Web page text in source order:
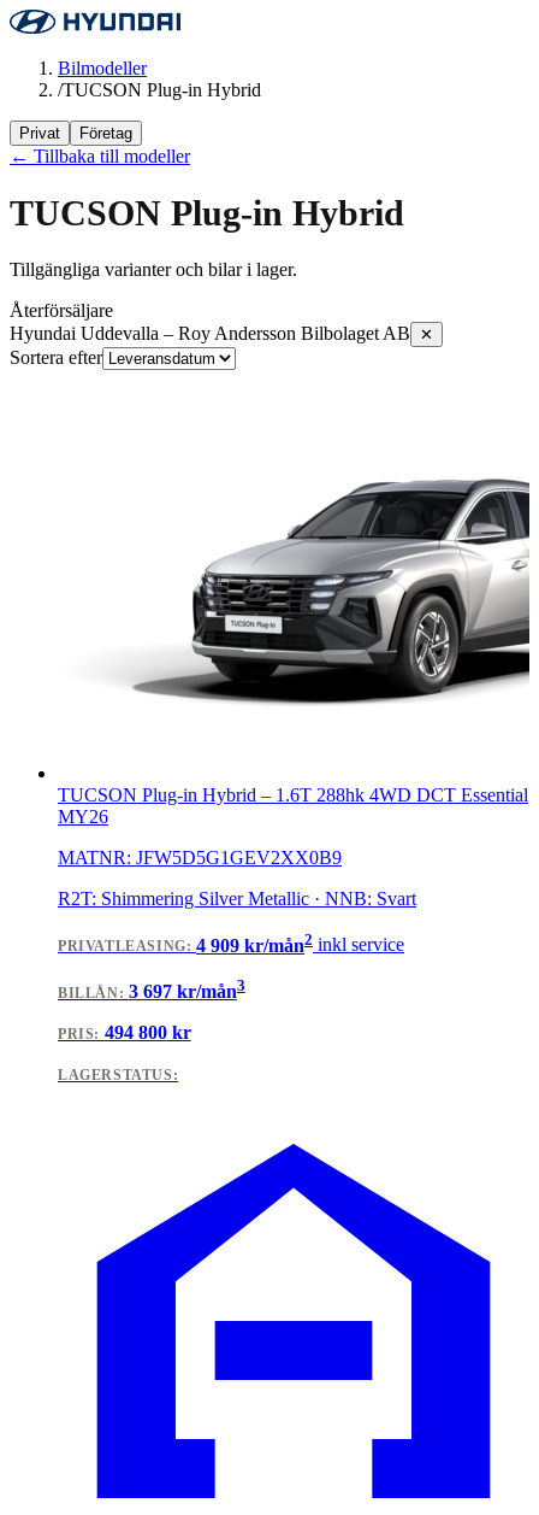
Bilmodeller
/TUCSON Plug-in Hybrid
Privat Företag
← Tillbaka till modeller
TUCSON Plug-in Hybrid
Tillgängliga varianter och bilar i lager.
Återförsäljare
Hyundai Uddevalla – Roy Andersson Bilbolaget AB
✕
Sortera efter
TUCSON Plug-in Hybrid – 1.6T 288hk 4WD DCT Essential
MY26
MATNR: JFW5D5G1GEV2XX0B9
R2T: Shimmering Silver Metallic · NNB: Svart
PRIVATLEASING:4 909 kr/mån2 inkl service
BILLÅN: 3 697kr/mån3
PRIS: 494 800kr
LAGERSTATUS: